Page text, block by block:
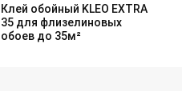
Клей обойный KLEO EXTRA
35 для флизелиновых
обоев до 35м²